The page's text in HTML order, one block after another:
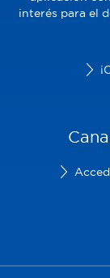
interés para el